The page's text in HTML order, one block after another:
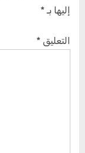
إليها بـ *
التعليق *